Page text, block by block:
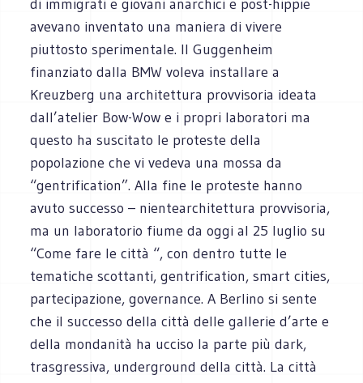
di immigrati e giovani anarchici e post-hippie
avevano inventato una maniera di vivere
piuttosto sperimentale. Il Guggenheim
finanziato dalla BMW voleva installare a
Kreuzberg una architettura provvisoria ideata
dall’atelier Bow-Wow e i propri laboratori ma
questo ha suscitato le proteste della
popolazione che vi vedeva una mossa da
“gentrification”. Alla fine le proteste hanno
avuto successo – nientearchitettura provvisoria,
ma un laboratorio fiume da oggi al 25 luglio su
“Come fare le città “, con dentro tutte le
tematiche scottanti, gentrification, smart cities,
partecipazione, governance. A Berlino si sente
che il successo della città delle gallerie d’arte e
della mondanità ha ucciso la parte più dark,
trasgressiva, underground della città. La città